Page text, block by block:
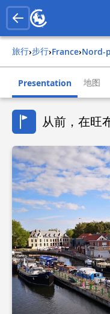
旅行› 步行› france›
Presentation 地图
从前，在旺